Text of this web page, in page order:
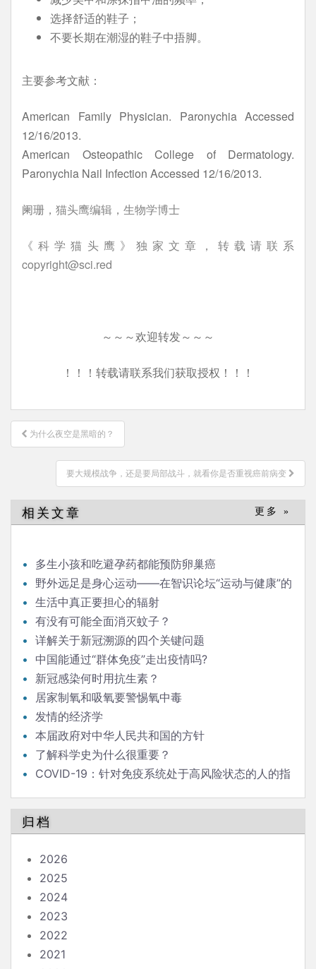
选择舒适的鞋子；
不要长期在潮湿的鞋子中捂脚。
主要参考文献：
American Family Physician. Paronychia Accessed
12/16/2013.
American Osteopathic College of Dermatology.
Paronychia Nail Infection Accessed 12/16/2013.
阑珊，猫头鹰编辑，生物学博士
《科学猫头鹰》独家文章，转载请联系
copyright@sci.red
～～～欢迎转发～～～
！！！转载请联系我们获取授权！！！
文
章
为什么夜空是黑暗的？
要大规模战争，还是要局部战斗，就看你是否重视癌前病变
相关文章 更多 »
多生小孩和吃避孕药都能预防卵巢癌
野外远足是身心运动——在智识论坛“运动与健康”的
发言生活中真正要担心的辐射
有没有可能全面消灭蚊子？
详解关于新冠溯源的四个关键问题
中国能通过“群体免疫”走出疫情吗?
新冠感染何时用抗生素？
居家制氧和吸氧要警惕氧中毒
发情的经济学
本届政府对中华人民共和国的方针
了解科学史为什么很重要？
COVID-19：针对免疫系统处于高风险状态的人的指
归档
2026
2025
2024
2023
2022
2021